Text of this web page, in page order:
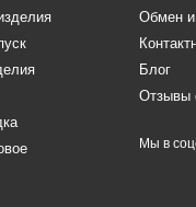
Обмен и
Блог
Отзывы
Мы в